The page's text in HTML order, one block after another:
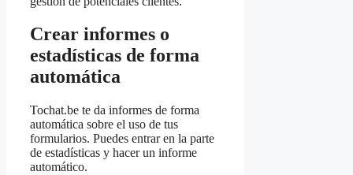
Crear informes o
estadísticas de forma
automática
Tochat.be te da informes de forma
automática sobre el uso de tus
formularios. Puedes entrar en la parte
de estadísticas y hacer un informe
automático.